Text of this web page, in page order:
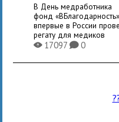
В День медработника
фонд «ВБлагодарность»
впервые в России
регату для медиков
X17097K0